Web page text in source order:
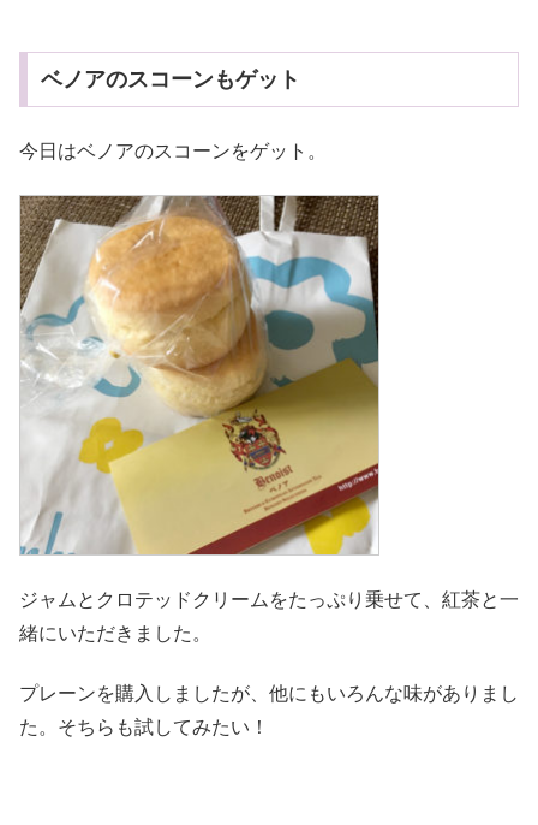
ベノアのスコーンもゲット
今日はベノアのスコーンをゲット。
ジャムとクロテッドクリームをたっぷり乗せて、紅茶と一
緒にいただきました。
プレーンを購入しましたが、他にもいろんな味がありまし
た。そちらも試してみたい！